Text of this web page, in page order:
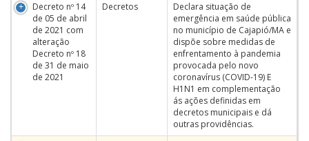
Decreto nº 14
de 05 de abril
de 2021 com
alteração
Decreto nº 18
de 31 de maio
de 2021
Decretos
Declara situação de
emergência em saúde pública
no município de Cajapió/MA e
dispõe sobre medidas de
enfrentamento à pandemia
provocada pelo novo
coronavírus (COVID-19) E
H1N1 em complementação
ás ações definidas em
decretos municipais e dá
outras providências.